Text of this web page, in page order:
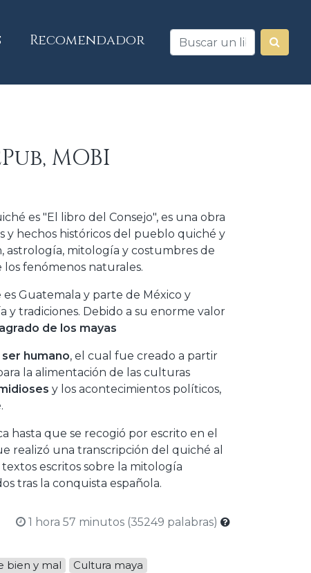
Recomendador
MOBI
es "El libro del Consejo", es una obra
y hechos históricos del pueblo quiché y
astrología, mitología y costumbres de
los fenómenos naturales.
Guatemala y parte de México y
y tradiciones. Debido a su enorme valor
de los mayas
humano, el cual fue creado a partir
la alimentación de las culturas
y los acontecimientos políticos,
hasta que se recogió por escrito en el
realizó una transcripción del quiché al
escritos sobre la mitología
tras la conquista española.
1 hora 57 minutos (35249 palabras)
bien y mal
Cultura maya